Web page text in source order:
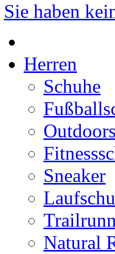
Sie haben
Herren
Schuhe
Sneaker
Natural